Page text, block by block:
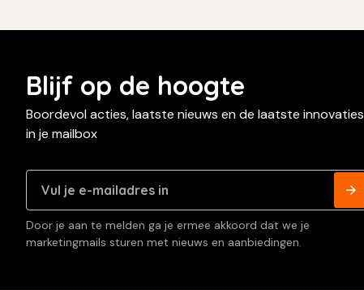
Blijf op de hoogte
Boordevol acties, laatste nieuws en de laatste innovaties
in je mailbox
Door je aan te melden ga je ermee akkoord dat we je
marketingmails sturen met nieuws en aanbiedingen.